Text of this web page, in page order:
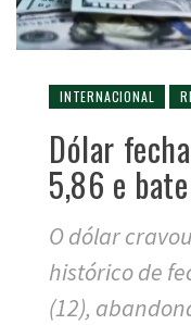
INTERNACIONAL
Dólar
5,86 e
O dólar
histórico de
(12),